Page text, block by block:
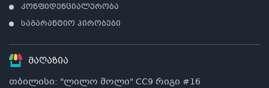
კონფიდენციალურობა
საგარანტიო პირობები
მაღაზია
თბილისი: "ლილო მოლი" CC9 რიგი #16